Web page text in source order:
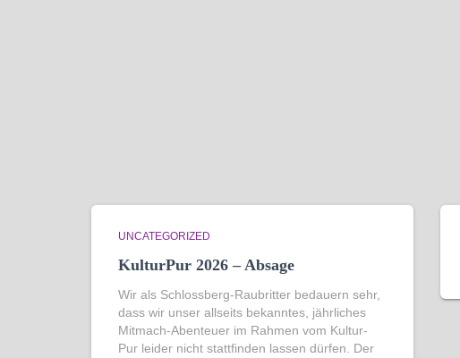
UNCATEGORIZED
KulturPur 2026 – Absage
Wir als Schlossberg-Raubritter bedauern sehr,
dass wir unser allseits bekanntes, jährliches
Mitmach-Abenteuer im Rahmen vom Kultur-
Pur leider nicht stattfinden lassen dürfen. Der